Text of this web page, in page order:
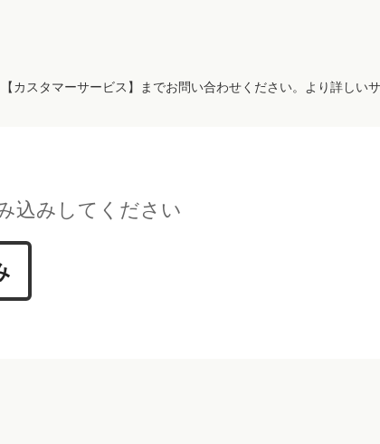
カスタマーサービス】までお問い合わせください。より詳しい
込みしてください